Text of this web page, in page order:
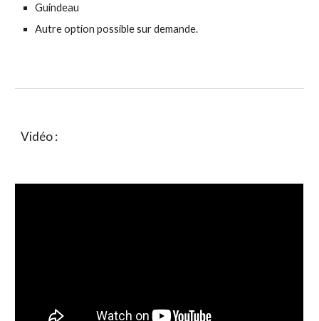
Guindeau
Autre option possible sur demande.
Vidéo :